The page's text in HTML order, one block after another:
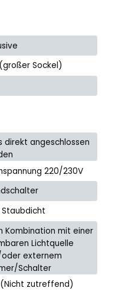
Sockel)
direkt angeschlossen
220/230V
Staubdicht
Kombination mit einer
Lichtquelle
externem
Schalter
zutreffend)